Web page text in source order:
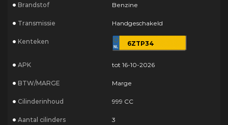
Brandstof Benzine
Transmissie Handgeschakeld
Kenteken 6ZTP34
APK tot 16-10-2026
BTW/MARGE Marge
Cilinderinhoud 999 CC
Aantal cilinders 3